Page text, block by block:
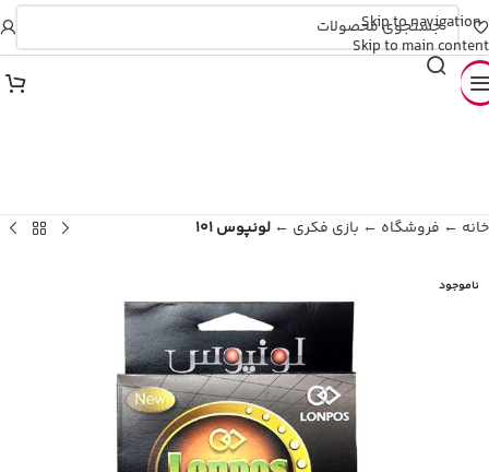
Skip to navigation
Skip to main content
💥 ۴ قسطه، بدون کارمزد
خانه ← فروشگاه ← بازی فکری ← لونپوس 101
ناموجود